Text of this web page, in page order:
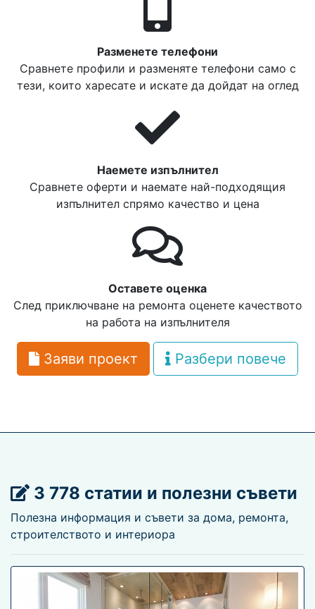
Разменете телефони
Сравнете профили и разменяте телефони само с
тези, които харесате и искате да дойдат на оглед
Наемете изпълнител
Сравнете оферти и наемате най-подходящия
изпълнител спрямо качество и цена
Оставете оценка
След приключване на ремонта оценете качеството
на работа на изпълнителя
Заяви проект Разбери повече
3 778 статии и полезни съвети
Полезна информация и съвети за дома, ремонта,
строителството и интериора